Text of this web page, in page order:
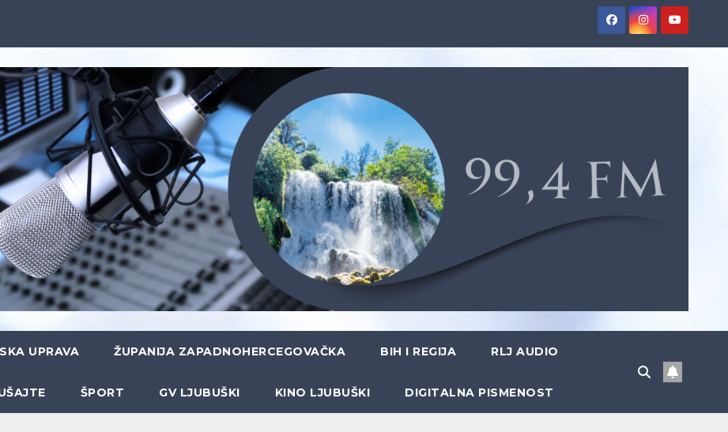
UPRAVA ŽUPANIJA ZAPADNOHERCEGOVAČKA BIH I REGIJA RLJ AUDIO
ŠPORT GV LJUBUŠKI KINO LJUBUŠKI DIGITALNA PISMENOST